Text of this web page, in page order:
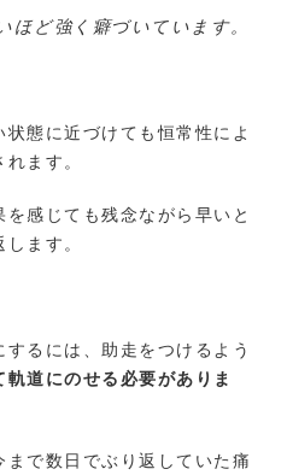
ほど強く癖づいています。
態に近づけても恒常性によ
ます。
感じても残念ながら早いと
ます。
るには、助走をつけるよう
道にのせる必要がありま
で数日でぶり返していた痛